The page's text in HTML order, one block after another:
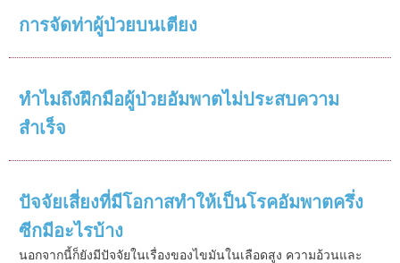
การจัดท่าผู้ป่วยบนเตียง
ทำไมถึงฝึกมือผู้ป่วยอัมพาตไม่ประสบความ
สำเร็จ
ปัจจัยเสี่ยงที่มีโอกาสทำให้เป็นโรคอัมพาตครึ่ง
ซีกมีอะไรบ้าง
นอกจากนี้ก็ยังมีปัจจัยในเรื่องของไขมันในเลือดสูง ความอ้วนและ